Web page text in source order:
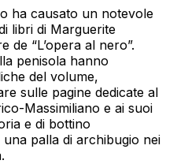
ha causato un notevole
libri di Marguerite
de “L’opera al nero”.
penisola hanno
del volume,
sulle pagine dedicate al
Massimiliano e ai suoi
e di bottino
palla di archibugio nei